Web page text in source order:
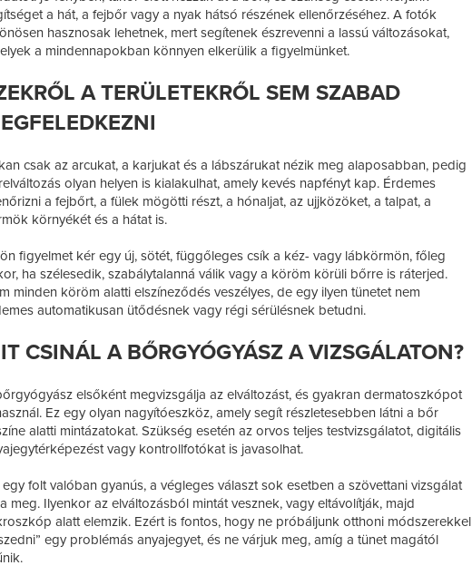
a hát, a fejbőr vagy a nyak hátsó részének ellenőrzéséhez. A fotók
hasznosak lehetnek, mert segítenek észrevenni a lassú változásokat,
a mindennapokban könnyen elkerülik a figyelmünket.
A TERÜLETEKRŐL SEM SZABAD
csak az arcukat, a karjukat és a lábszárukat nézik meg alaposabban, pedig
olyan helyen is kialakulhat, amely kevés napfényt kap. Érdemes
a fejbőrt, a fülek mögötti részt, a hónaljat, az ujjközöket, a talpat, a
környékét és a hátat is.
figyelmet kér egy új, sötét, függőleges csík a kéz- vagy lábkörmön, főleg
ha szélesedik, szabálytalanná válik vagy a köröm körüli bőrre is ráterjed.
minden köröm alatti elszíneződés veszélyes, de egy ilyen tünetet nem
automatikusan ütődésnek vagy régi sérülésnek betudni.
CSINÁL A BŐRGYÓGYÁSZ A VIZSGÁLATON?
elsőként megvizsgálja az elváltozást, és gyakran dermatoszkópot
Ez egy olyan nagyítóeszköz, amely segít részletesebben látni a bőr
alatti mintázatokat. Szükség esetén az orvos teljes testvizsgálatot, digitális
vagy kontrollfotókat is javasolhat.
egy folt valóban gyanús, a végleges választ sok esetben a szövettani vizsgálat
meg. Ilyenkor az elváltozásból mintát vesznek, vagy eltávolítják, majd
alatt elemzik. Ezért is fontos, hogy ne próbáljunk otthoni módszerekkel
egy problémás anyajegyet, és ne várjuk meg, amíg a tünet magától